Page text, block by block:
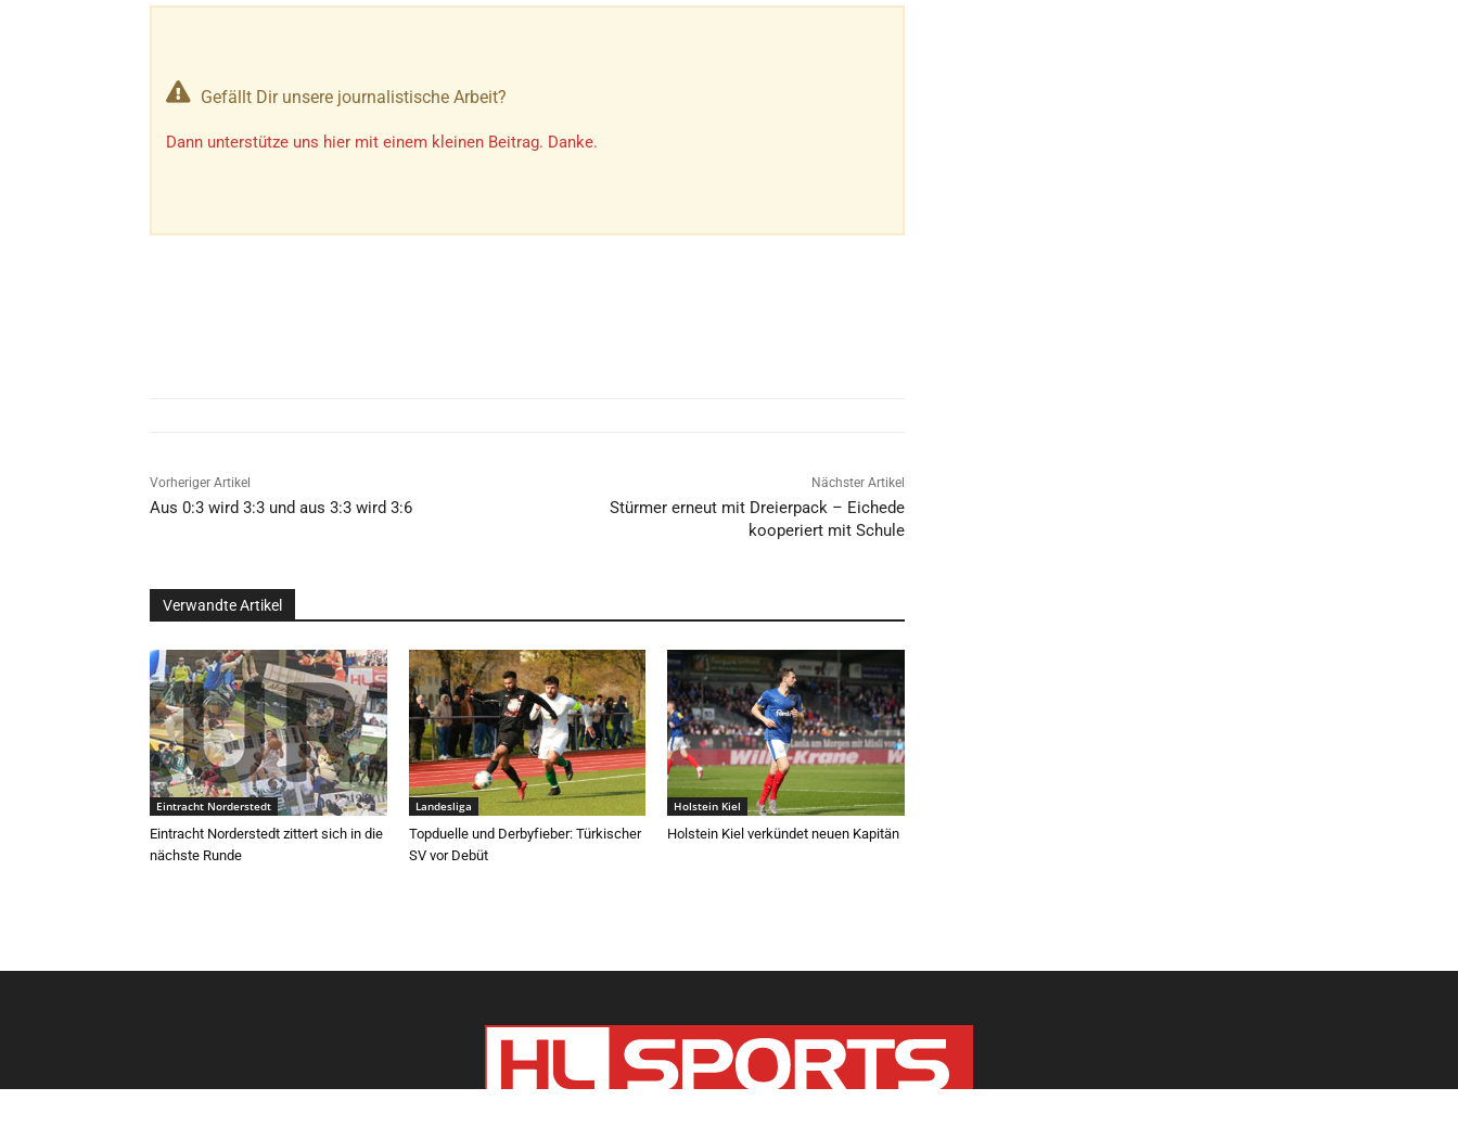
Gefällt Dir unsere journalistische Arbeit?
Dann unterstütze uns hier mit einem kleinen Beitrag. Danke.
Vorheriger Artikel
Aus 0:3 wird 3:3 und aus 3:3 wird 3:6
Nächster Artikel
Stürmer erneut mit Dreierpack – Eichede
kooperiert mit Schule
Verwandte Artikel
Eintracht Norderstedt
Eintracht Norderstedt zittert sich in die
nächste Runde
Landesliga
Topduelle und Derbyfieber: Türkischer
SV vor Debüt
Holstein Kiel
Holstein Kiel verkündet neuen Kapitän